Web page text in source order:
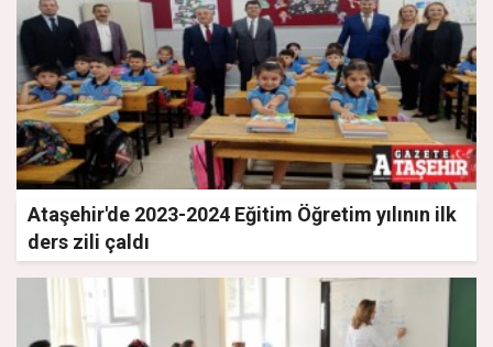
Ataşehir'de 2023-2024 Eğitim Öğretim yılının ilk
ders zili çaldı